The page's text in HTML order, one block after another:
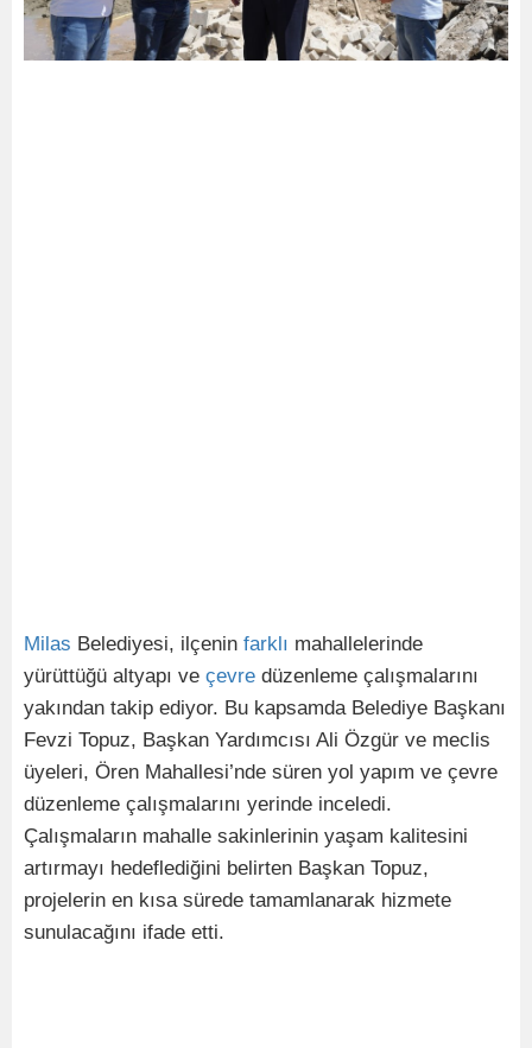
Milas Belediyesi, ilçenin farklı mahallelerinde
yürüttüğü altyapı ve çevre düzenleme çalışmalarını
yakından takip ediyor. Bu kapsamda Belediye Başkanı
Fevzi Topuz, Başkan Yardımcısı Ali Özgür ve meclis
üyeleri, Ören Mahallesi’nde süren yol yapım ve çevre
düzenleme çalışmalarını yerinde inceledi.
Çalışmaların mahalle sakinlerinin yaşam kalitesini
artırmayı hedeflediğini belirten Başkan Topuz,
projelerin en kısa sürede tamamlanarak hizmete
sunulacağını ifade etti.